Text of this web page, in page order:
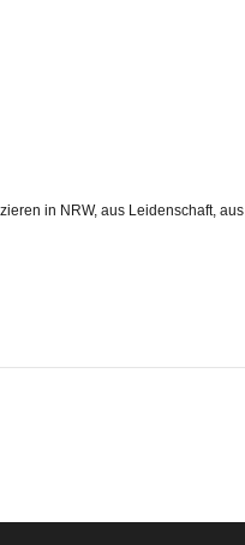
in NRW, aus Leidenschaft, aus